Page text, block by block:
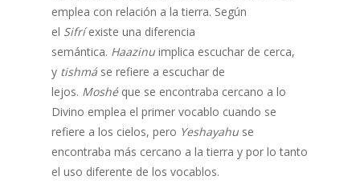
emplea con relación a la tierra. Según
el Sifríexiste una diferencia
semántica. Haazinu implica escuchar de cerca,
y tishmáse refiere a escuchar de
lejos. Moshéque se encontraba cercano a lo
Divino emplea el primer vocablo cuando se
refiere a los cielos, pero Yeshayahu se
encontraba más cercano a la tierra y por lo tanto
el uso diferente de los vocablos.